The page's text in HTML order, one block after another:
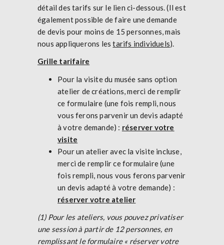
détail des tarifs sur le lien ci-dessous. (Il est
également possible de faire une demande
de devis pour moins de 15 personnes, mais
nous appliquerons lestarifs individuels).
Grille tarifaire
Pour la visite du musée sans option
atelier de créations, merci de remplir
ce formulaire (une fois rempli, nous
vous ferons parvenir un devis adapté
à votre demande) : réserver votre
visite
Pour un atelier avec la visite incluse,
merci de remplir ce formulaire (une
fois rempli, nous vous ferons parvenir
un devis adapté à votre demande) :
réserver votre atelier
(1) Pour les ateliers, vous pouvez privatiser
une session à partir de 12 personnes, en
remplissant le formulaire « réserver votre